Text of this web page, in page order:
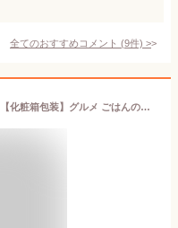
全てのおすすめコメント (9件) >
贅沢ゴロゴロほぐし食べ比べギフト【化粧箱包装】グルメ ごはんのお供 のし 内祝い 贈り物 食品 夏ギフト 暑中 見舞い お礼 お祝い プレゼント 贈答 お返し ご挨拶 ご進物 出産 結婚 快気 誕生日 記念日 引越し 香典返し 久世福 サンクゼール